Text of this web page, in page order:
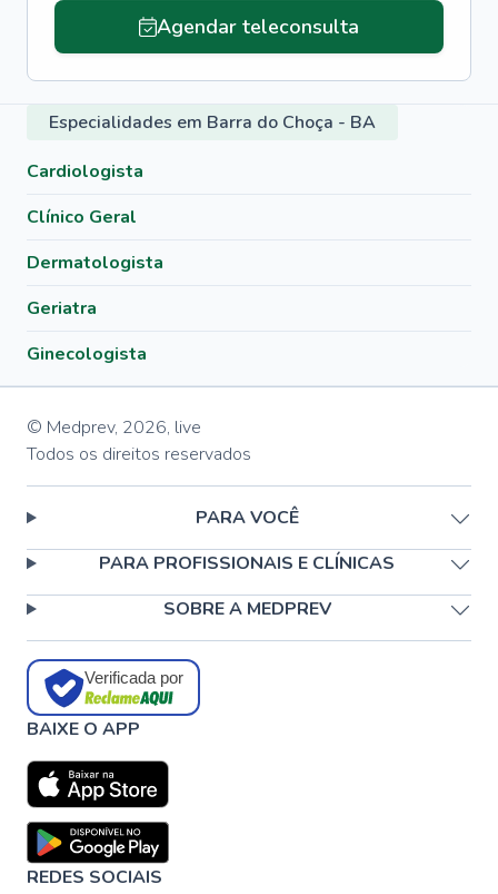
Agendar teleconsulta
Especialidades em Barra do Choça - BA
Cardiologista
Clínico Geral
Dermatologista
Geriatra
Ginecologista
© Medprev, 2026, live
Todos os direitos reservados
PARA VOCÊ
PARA PROFISSIONAIS E CLÍNICAS
SOBRE A MEDPREV
Verificada por
BAIXE O APP
REDES SOCIAIS